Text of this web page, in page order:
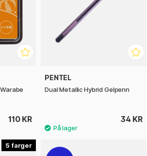
110 KR
PENTEL
Dual Metallic Hybrid Gelpenn
34 KR
5